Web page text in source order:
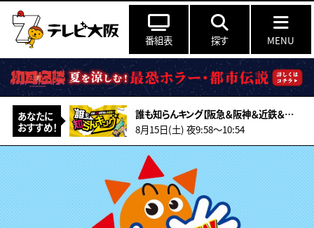
番組表 探す MENU
あなたに
おすすめ！
誰も知らんキング【阪急＆阪神＆近鉄＆南海＆メトロ…鉄道ミステリー2026夏】
8月15日(土) 夜9:58〜10:54